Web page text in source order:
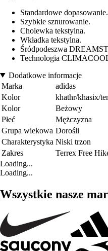
Standardowe dopasowanie.
Szybkie sznurowanie.
Cholewka tekstylna.
Wkładka tekstylna.
Śródpodeszwa
Technologia
Dodatkowe informacje
Marka
adidas
Kolor
khathr/khasix/
Kolor
Beżowy
Płeć
Mężczyzna
Grupa wiekowa Dorośli
Charakterystyka Niski trzon
Zakres
Terrex Free
Loading...
Loading...
Wszystkie nasze